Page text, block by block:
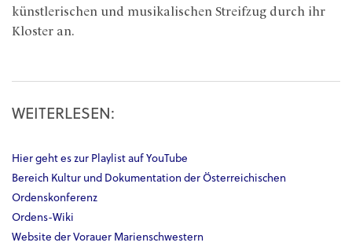
künstlerischen und musikalischen Streifzug durch ihr
Kloster an.
WEITERLESEN:
Hier geht es zur Playlist auf YouTube
Bereich Kultur und Dokumentation der Österreichischen
Ordenskonferenz
Ordens-Wiki
Website der Vorauer Marienschwestern